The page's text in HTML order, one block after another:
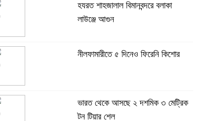
হযরত শাহজালাল বিমানবন্দরে বলাকা
লাউঞ্জে আগুন
নীলফামারীতে ৫ দিনেও ফিরেনি কিশোর
ভারত থেকে আসছে ২ দশমিক ৩ মেট্রিক
টন টিয়ার শেল